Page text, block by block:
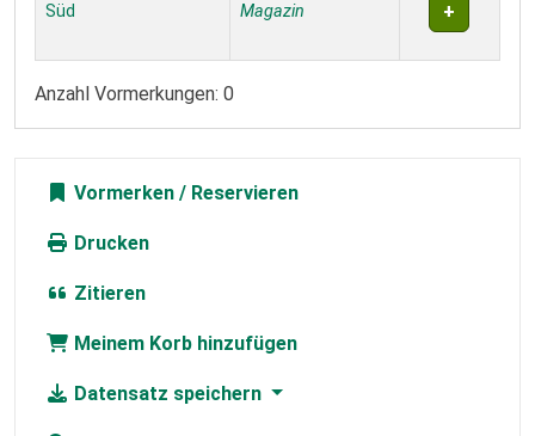
Süd
Magazin
Anzahl Vormerkungen: 0
Vormerken
Drucken
Zitieren
Meinem Korb hinzufügen
Datensatz speichern